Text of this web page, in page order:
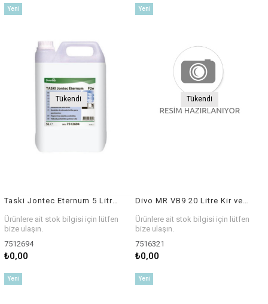
Tükendi
Taski Jontec Eternum 5 Litre Kir ve Cila Sökücü
Ürünlere ait stok bilgisi için lütfen
bize ulaşın.
7512694
₺0,00
Yeni
Tükendi
Divo MR VB9 20 Litre Kir ve Cila Sökücü
Ürünlere ait stok bilgisi için lütfen
bize ulaşın.
7516321
₺0,00
Yeni
Yeni
Yeni